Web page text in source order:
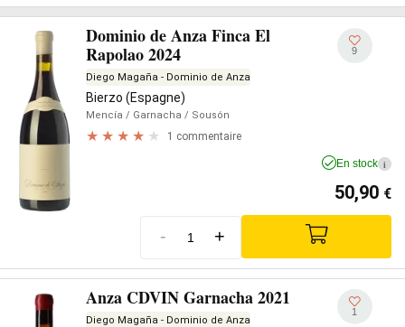
Dominio de Anza Finca El
Rapolao 2024
Diego Magaña - Dominio de Anza
Bierzo (Espagne)
Mencía / Garnacha / Sousón
1 commentaire
9
En stock i
50,90 €
- +
Anza CDVIN Garnacha 2021
Diego Magaña - Dominio de Anza
1